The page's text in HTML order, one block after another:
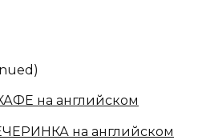
на английском
на английском